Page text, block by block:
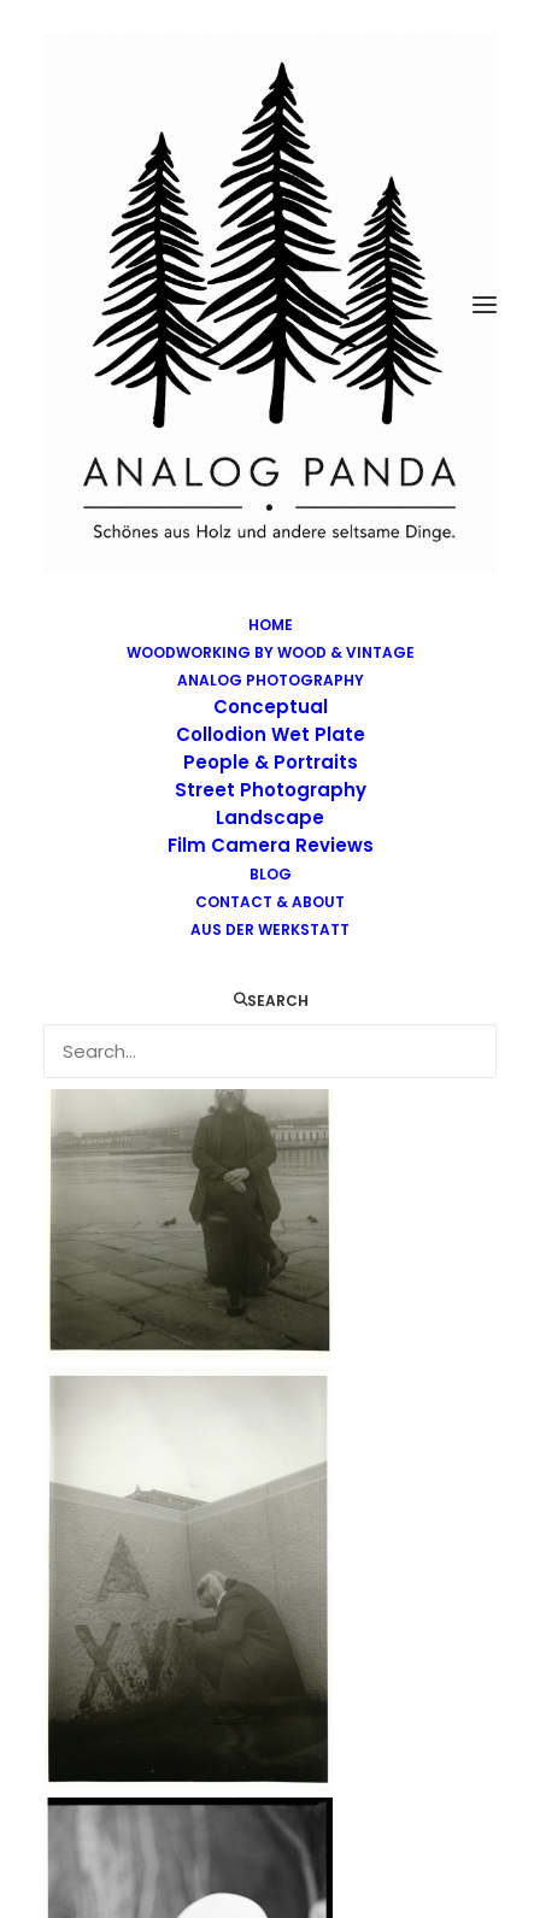
HOME
WOODWORKING BY WOOD & VINTAGE
ANALOG PHOTOGRAPHY
Conceptual
Collodion Wet Plate
People & Portraits
Street Photography
Landscape
Film Camera Reviews
BLOG
CONTACT & ABOUT
AUS DER WERKSTATT
SEARCH
Images tagged "ilford"
Images tagged "ilford"